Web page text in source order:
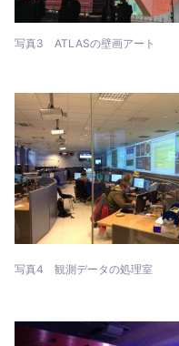
写真3 ATLASの壁画アート
写真4 観測データの処理室